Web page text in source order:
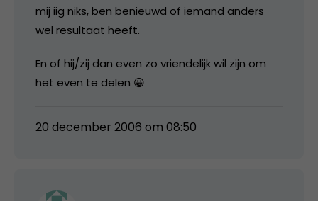
mij iig niks, ben benieuwd of iemand anders
wel resultaat heeft.
En of hij/zij dan even zo vriendelijk wil zijn om
het even te delen 😀
20 december 2006 om 08:50